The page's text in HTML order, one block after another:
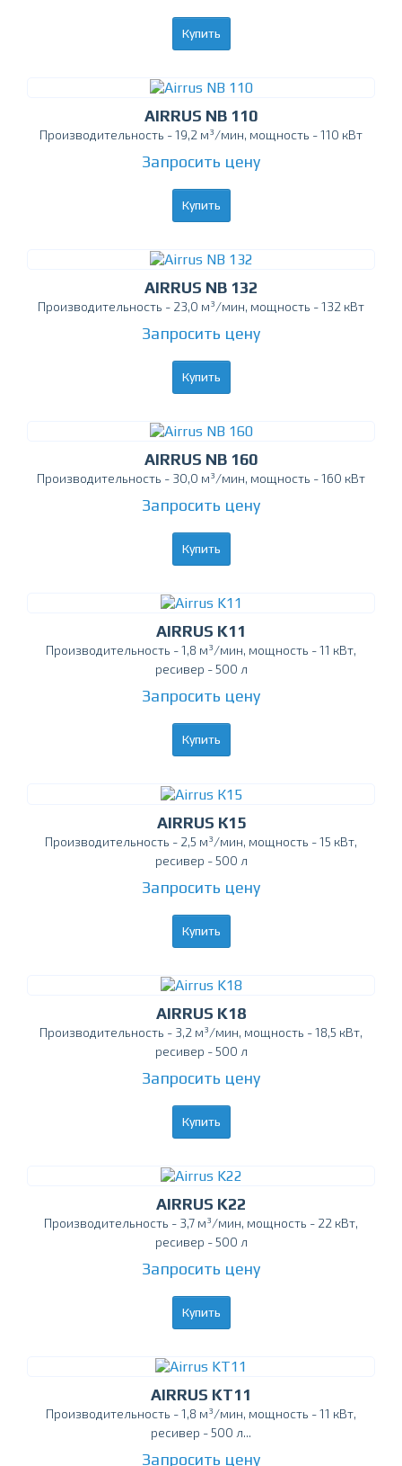
Купить
AIRRUS NB 110
Производительность - 19,2 м³/мин, мощность - 110 кВт
Запросить цену
Купить
AIRRUS NB 132
Производительность - 23,0 м³/мин, мощность - 132 кВт
Запросить цену
Купить
AIRRUS NB 160
Производительность - 30,0 м³/мин, мощность - 160 кВт
Запросить цену
Купить
AIRRUS K11
Производительность - 1,8 м³/мин, мощность - 11 кВт,
ресивер - 500 л
Запросить цену
Купить
AIRRUS К15
Производительность - 2,5 м³/мин, мощность - 15 кВт,
ресивер - 500 л
Запросить цену
Купить
AIRRUS K18
Производительность - 3,2 м³/мин, мощность - 18,5 кВт,
ресивер - 500 л
Запросить цену
Купить
AIRRUS K22
Производительность - 3,7 м³/мин, мощность - 22 кВт,
ресивер - 500 л
Запросить цену
Купить
AIRRUS KТ11
Производительность - 1,8 м³/мин, мощность - 11 кВт,
ресивер - 500 л...
Запросить цену